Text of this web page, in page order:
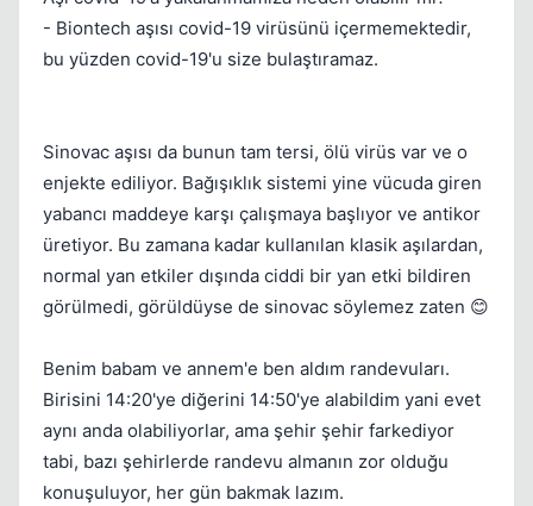
- Biontech aşısı covid-19 virüsünü içermemektedir,
bu yüzden covid-19'u size bulaştıramaz.
Sinovac aşısı da bunun tam tersi, ölü virüs var ve o
enjekte ediliyor. Bağışıklık sistemi yine vücuda giren
yabancı maddeye karşı çalışmaya başlıyor ve antikor
üretiyor. Bu zamana kadar kullanılan klasik aşılardan,
normal yan etkiler dışında ciddi bir yan etki bildiren
görülmedi, görüldüyse de sinovac söylemez zaten 😊
Benim babam ve annem'e ben aldım randevuları.
Birisini 14:20'ye diğerini 14:50'ye alabildim yani evet
aynı anda olabiliyorlar, ama şehir şehir farkediyor
tabi, bazı şehirlerde randevu almanın zor olduğu
konuşuluyor, her gün bakmak lazım.